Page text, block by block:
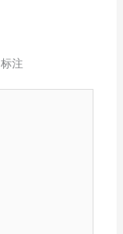
标注